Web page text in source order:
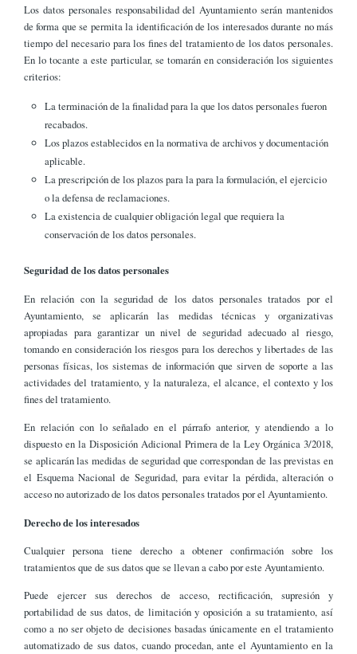
Los datos personales responsabilidad del Ayuntamiento serán mantenidos
de forma que se permita la identificación de los interesados durante no más
tiempo del necesario para los fines del tratamiento de los datos personales.
En lo tocante a este particular, se tomarán en consideración los siguientes
criterios:
La terminación de la finalidad para la que los datos personales fueron
recabados.
Los plazos establecidos en la normativa de archivos y documentación
aplicable.
La prescripción de los plazos para la para la formulación, el ejercicio
o la defensa de reclamaciones.
La existencia de cualquier obligación legal que requiera la
conservación de los datos personales.
Seguridad de los datos personales
En relación con la seguridad de los datos personales tratados por el
Ayuntamiento, se aplicarán las medidas técnicas y organizativas
apropiadas para garantizar un nivel de seguridad adecuado al riesgo,
tomando en consideración los riesgos para los derechos y libertades de las
personas físicas, los sistemas de información que sirven de soporte a las
actividades del tratamiento, y la naturaleza, el alcance, el contexto y los
fines del tratamiento.
En relación con lo señalado en el párrafo anterior, y atendiendo a lo
dispuesto en la Disposición Adicional Primera de la Ley Orgánica 3/2018,
se aplicarán las medidas de seguridad que correspondan de las previstas en
el Esquema Nacional de Seguridad, para evitar la pérdida, alteración o
acceso no autorizado de los datos personales tratados por el Ayuntamiento.
Derecho de los interesados
Cualquier persona tiene derecho a obtener confirmación sobre los
tratamientos que de sus datos que se llevan a cabo por este Ayuntamiento.
Puede ejercer sus derechos de acceso, rectificación, supresión y
portabilidad de sus datos, de limitación y oposición a su tratamiento, así
como a no ser objeto de decisiones basadas únicamente en el tratamiento
automatizado de sus datos, cuando procedan, ante el Ayuntamiento en la